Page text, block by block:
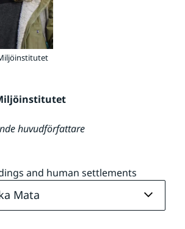
huvudförfattare
and human settlements
Mata